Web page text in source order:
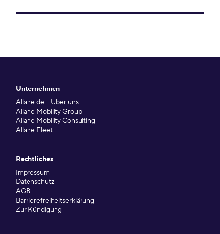
Unternehmen
Allane.de – Über uns
Allane Mobility Group
Allane Mobility Consulting
Allane Fleet
Rechtliches
Impressum
Datenschutz
AGB
Barrierefreiheitserklärung
Zur Kündigung